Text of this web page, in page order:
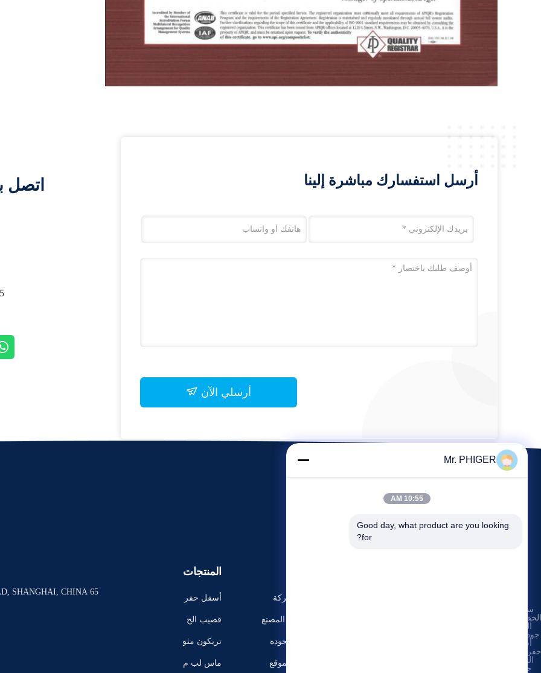
اتصل
CHINA
أرسل استفسارك مباشرة إلينا
أرسلي الآن
65 EAST XINHUAN ROAD, SHANGHAI, CHINA
المنتجات
أسفل حفر
ة الحفر
قضيب الح
تريكون مثق
اب
ماس لب م
ملف الشركة
جولة في المصنع
مراقبة الجودة
خريطة الموقع
سياسة
الخصوصية
الصين
جودة جيدة
أسفل
حفرة الحفر
المورد.
حقوق
Mr. PHIGER
10:55 AM
Good day, what product are you looking
for?